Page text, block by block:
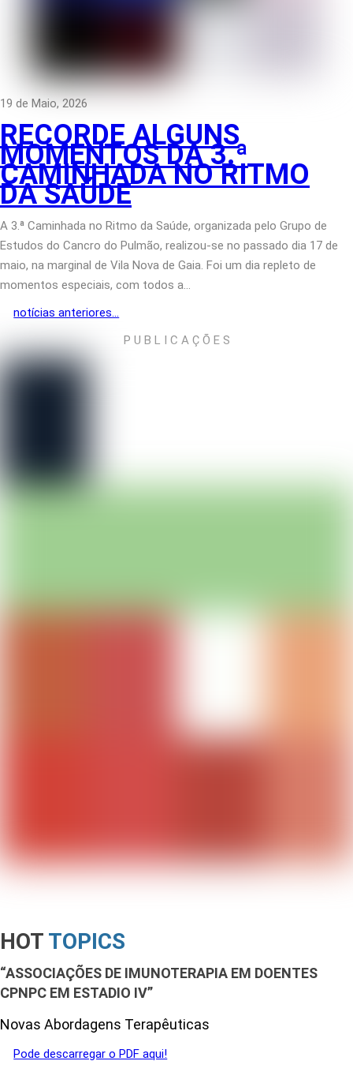
19 de Maio, 2026
RECORDE ALGUNS
MOMENTOS DA 3.ª
CAMINHADA NO RITMO
DA SAÚDE
A 3.ª Caminhada no Ritmo da Saúde, organizada pelo Grupo de
Estudos do Cancro do Pulmão, realizou-se no passado dia 17 de
maio, na marginal de Vila Nova de Gaia. Foi um dia repleto de
momentos especiais, com todos a…
notícias anteriores...
P U B L I C A Ç Õ E S
HOT TOPICS
“ASSOCIAÇÕES DE IMUNOTERAPIA EM DOENTES
CPNPC EM ESTADIO IV”
Novas Abordagens Terapêuticas
Pode descarregar o PDF aqui!